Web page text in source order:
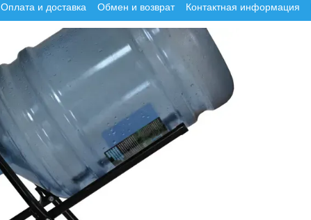
Оплата и доставка Обмен и возврат Контактная информация